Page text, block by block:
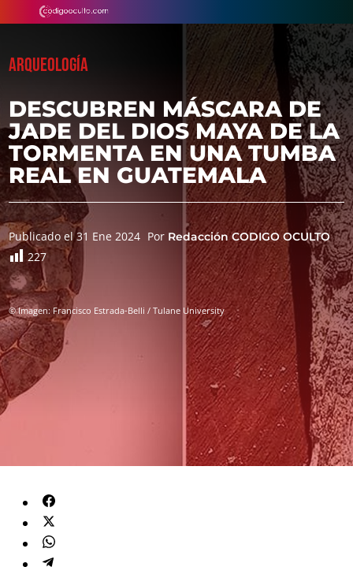
ARQUEOLOGÍA
DESCUBREN MÁSCARA DE
JADE DEL DIOS MAYA DE LA
TORMENTA EN UNA TUMBA
REAL EN GUATEMALA
Publicado el 31 Ene 2024 Por Redacción CODIGO OCULTO
227
© Imagen: Francisco Estrada-Belli / Tulane University